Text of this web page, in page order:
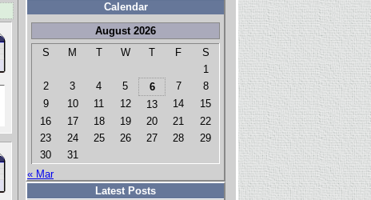
Calendar
August 2026
S
M T W T F
S
1
2
3 4 5 6 7
8
9
10 11 12 13 14
15
16
17 18 19 20 21
22
23
24 25 26 27 28
29
30
31
« Mar
Latest Posts